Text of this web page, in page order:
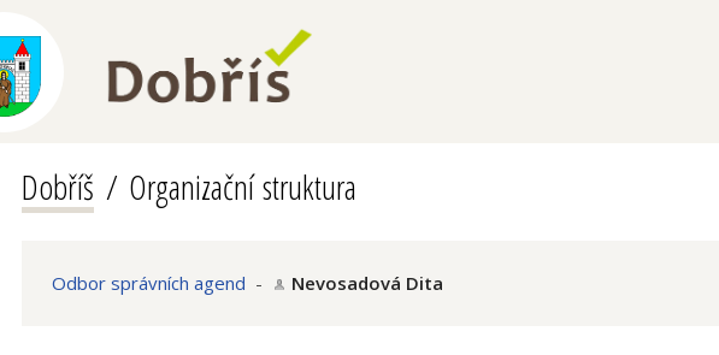
Dobříš Organizační struktura
Odbor správních agend - Nevosadová Dita